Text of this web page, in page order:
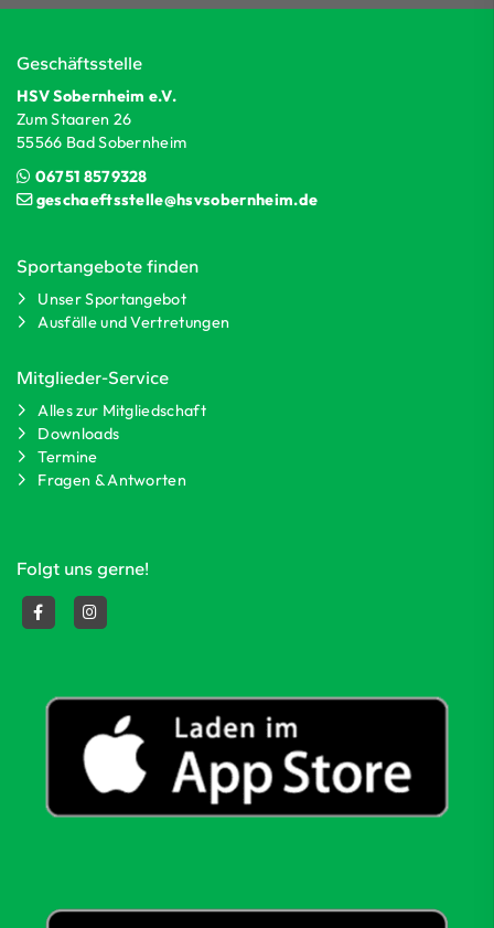
Geschäftsstelle
HSV Sobernheim e.V.
Zum Staaren 26
55566 Bad Sobernheim
06751 8579328
geschaeftsstelle@hsvsobernheim.de
Sportangebote finden
Unser Sportangebot
Ausfälle und Vertretungen
Mitglieder-Service
Alles zur Mitgliedschaft
Downloads
Termine
Fragen & Antworten
Folgt uns gerne!